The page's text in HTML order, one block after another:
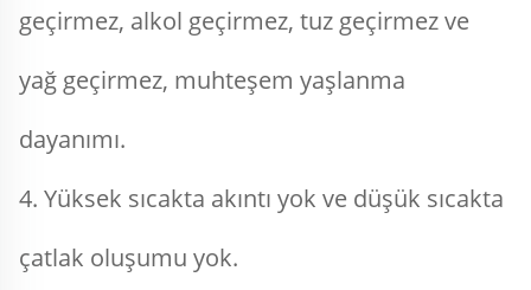
geçirmez, alkol geçirmez, tuz geçirmez ve
yağ geçirmez, muhteşem yaşlanma
dayanımı.
4. Yüksek sıcakta akıntı yok ve düşük sıcakta
çatlak oluşumu yok.